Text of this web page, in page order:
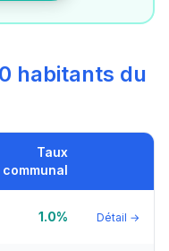
habitants du
Taux
communal
1.0% Détail →